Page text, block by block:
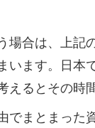
場合は、上記
います。日
えるとその時
まとまった